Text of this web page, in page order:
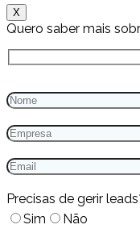
X
Quero saber mais
Precisas de gerir
Sim
Não